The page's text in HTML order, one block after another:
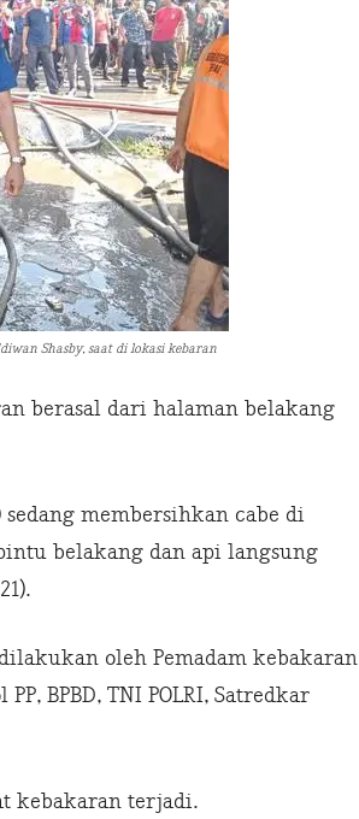
Shasby, saat di lokasi kebaran
berasal dari halaman belakang
membersihkan cabe di
belakang dan api langsung
oleh Pemadam kebakaran
BPBD, TNI POLRI, Satredkar
kebakaran terjadi.